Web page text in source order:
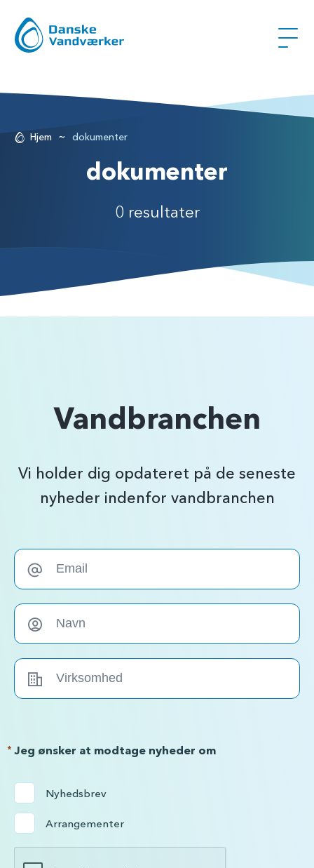
Hjem ~ dokumenter
dokumenter
0 resultater
Vandbranchen
Vi holder dig opdateret på de seneste
nyheder indenfor vandbranchen
Jeg ønsker at modtage nyheder om
*
Nyhedsbrev
Arrangementer